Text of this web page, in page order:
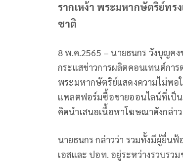
รากเหง้า พระมหากษัตริย์ท
ชาติ
8 พ.ค.2565 – นายธนกร วังบุญค
กระแสข่าวการผลิตคอนเทนต์กา
พระมหากษัตริย์แสดงความไม่พอ
แพลตฟอร์มซื้อขายออนไลน์ที่เป็
คิดนำเสนอเนื้อหาโฆษณาดังกล่าว
นายธนกร กล่าวว่า รวมทั้งมีผู้ยื่น
เอสและ ปอท. อยู่ระหว่างรวบรว